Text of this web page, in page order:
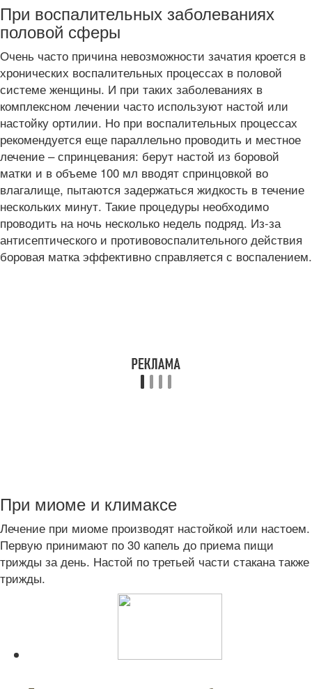
При воспалительных заболеваниях
половой сферы
Очень часто причина невозможности зачатия кроется в
хронических воспалительных процессах в половой
системе женщины. И при таких заболеваниях в
комплексном лечении часто используют настой или
настойку ортилии. Но при воспалительных процессах
рекомендуется еще параллельно проводить и местное
лечение – спринцевания: берут настой из боровой
матки и в объеме 100 мл вводят спринцовкой во
влагалище, пытаются задержаться жидкость в течение
нескольких минут. Такие процедуры необходимо
проводить на ночь несколько недель подряд. Из-за
антисептического и противовоспалительного действия
боровая матка эффективно справляется с воспалением.
При миоме и климаксе
Лечение при миоме производят настойкой или настоем.
Первую принимают по 30 капель до приема пищи
трижды за день. Настой по третьей части стакана также
трижды.